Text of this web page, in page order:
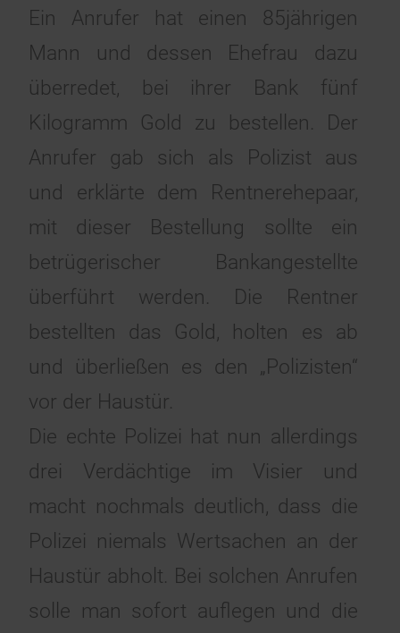
Ein Anrufer hat einen 85jährigen
Mann und dessen Ehefrau dazu
überredet, bei ihrer Bank fünf
Kilogramm Gold zu bestellen. Der
Anrufer gab sich als Polizist aus
und erklärte dem Rentnerehepaar,
mit dieser Bestellung sollte ein
betrügerischer Bankangestellte
überführt werden. Die Rentner
bestellten das Gold, holten es ab
und überließen es den „Polizisten“
vor der Haustür.
Die echte Polizei hat nun allerdings
drei Verdächtige im Visier und
macht nochmals deutlich, dass die
Polizei niemals Wertsachen an der
Haustür abholt. Bei solchen Anrufen
solle man sofort auflegen und die